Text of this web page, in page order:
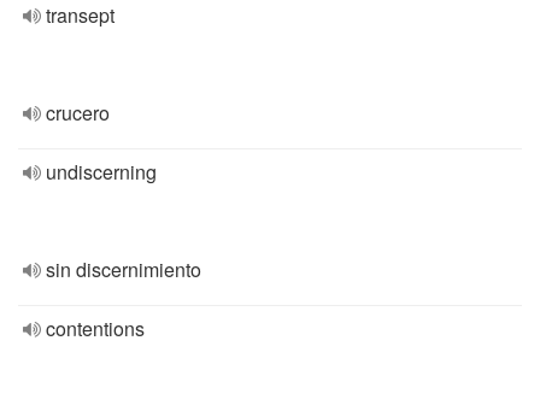
transept
crucero
undiscerning
sin discernimiento
contentions